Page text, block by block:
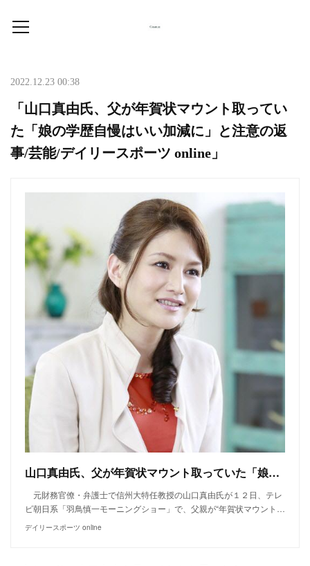
2022.12.23 00:38
「山口真由氏、父が年賀状マウント取ってい
た「娘の学歴自慢はいい加減に」と注意の返
事/芸能/デイリースポーツ online」
山口真由氏、父が年賀状マウント取っていた「娘の学歴自慢はいい加減に」と注意の返事/デイリースポーツ online
元財務官僚・弁護士で信州大特任教授の山口真由氏が１２日、テレ
ビ朝日系「羽鳥慎一モーニングショー」で、父親が“年賀状マウント…
デイリースポーツ online